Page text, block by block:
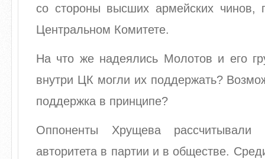
со стороны высших армейских чинов,
Центральном Комитете.
На что же надеялись Молотов и его
внутри ЦК могли их поддержать?
поддержка в принципе?
Оппоненты Хрущева
авторитета в партии и в обществе.